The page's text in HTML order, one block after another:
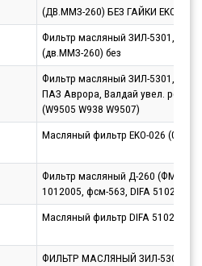
(ДВ.ММЗ-260) БЕЗ ГАЙКИ EKOFIL
Фильтр масляный ЗИЛ-5301,МАЗ-
(дв.ММЗ-260) без
Фильтр масляный ЗИЛ-5301,
ПАЗ Аврора, Валдай увел. рес.
(W9505 W938 W9507)
Масляный фильтр EKO-026 (035-
Фильтр масляный Д-260 (ФМ035-
1012005, фсм-563, DIFA 5102 1)
Масляный фильтр DIFA 5102/1
ФИЛЬТР МАСЛЯНЫЙ ЗИЛ-